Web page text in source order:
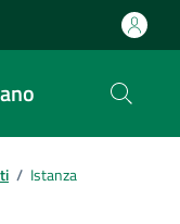
/ Istanza